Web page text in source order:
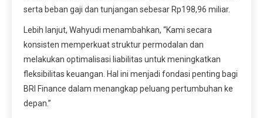
serta beban gaji dan tunjangan sebesar Rp198,96 miliar.
Lebih lanjut, Wahyudi menambahkan, “Kami secara
konsisten memperkuat struktur permodalan dan
melakukan optimalisasi liabilitas untuk meningkatkan
fleksibilitas keuangan. Hal ini menjadi fondasi penting bagi
BRI Finance dalam menangkap peluang pertumbuhan ke
depan.”